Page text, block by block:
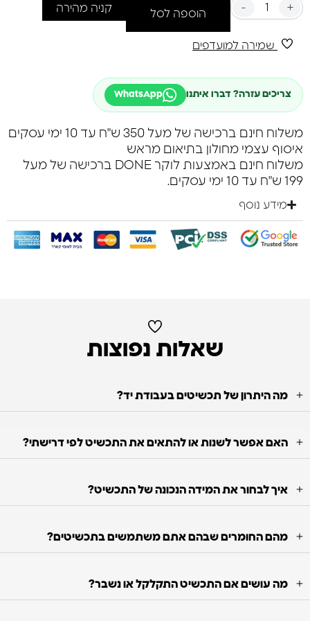
- +
הוספה לסל קניה מהירה
שמירה למועדפים
צריכים עזרה? דברו איתנו WhatsApp
משלוח חינם ברכישה של מעל 350 ש"ח עד 10 ימי עסקים
איסוף עצמי מחולון בתיאום מראש
משלוח חינם באמצעות לוקר DONE ברכישה של מעל
199 ש"ח עד 10 ימי עסקים.
מידע נוסף
שאלות נפוצות
מה היתרון של תכשיטים בעבודת יד?
האם אפשר לשנות או להתאים את התכשיט לפי דרישתי?
איך לבחור את המידה הנכונה של התכשיט?
מהם החומרים שבהם אתם משתמשים בתכשיטים?
מה עושים אם התכשיט התקלקל או נשבר?